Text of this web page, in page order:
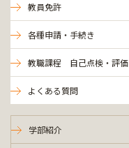
教員免許
各種申請・手続き
教職課程 自己点検・評価
よくある質問
学部紹介